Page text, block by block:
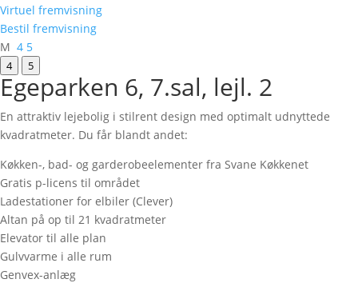
Virtuel fremvisning
Bestil fremvisning
M 4 5
4 5
Egeparken 6, 7.sal, lejl. 2
En attraktiv lejebolig i stilrent design med optimalt udnyttede
kvadratmeter. Du får blandt andet:
Køkken-, bad- og garderobeelementer fra Svane Køkkenet
Gratis p-licens til området
Ladestationer for elbiler (Clever)
Altan på op til 21 kvadratmeter
Elevator til alle plan
Gulvvarme i alle rum
Genvex-anlæg